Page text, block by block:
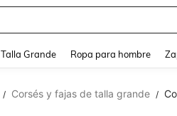
Talla Grande Ropa para hombre
/ Corsés y fajas de talla grande /